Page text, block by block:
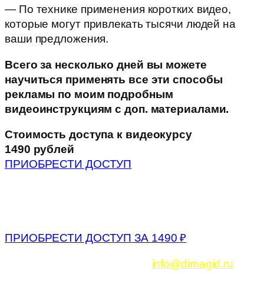
— По технике применения коротких видео,
которые могут привлекать тысячи людей на
ваши предложения.
Всего за несколько дней вы можете
научиться применять все эти способы
рекламы по моим подробным
видеоинструкциям с доп. материалами.
Стоимость доступа к видеокурсу
1490 рублей
ПРИОБРЕСТИ ДОСТУП
ПРИОБРЕСТИ ДОСТУП ЗА 1490 ₽
info@dimagid.ru